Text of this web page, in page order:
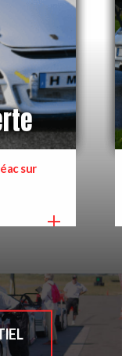
sur